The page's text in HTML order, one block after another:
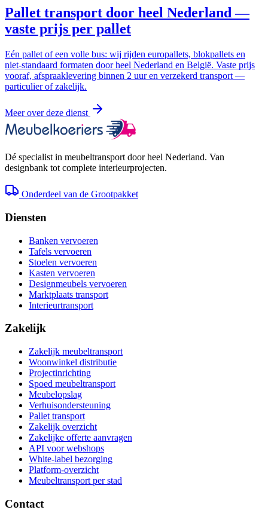
Pallet transport door heel Nederland —
vaste prijs per pallet
Eén pallet of een volle bus: wij rijden europallets, blokpallets en
niet-standaard formaten door heel Nederland en België. Vaste prijs
vooraf, afspraaklevering binnen 2 uur en verzekerd transport —
particulier of zakelijk.
Meer over deze dienst
Dé specialist in meubeltransport door heel Nederland. Van
designbank tot complete interieurprojecten.
Onderdeel van de Grootpakket
Diensten
Banken vervoeren
Tafels vervoeren
Stoelen vervoeren
Kasten vervoeren
Designmeubels vervoeren
Marktplaats transport
Interieurtransport
Zakelijk
Zakelijk meubeltransport
Woonwinkel distributie
Projectinrichting
Spoed meubeltransport
Meubelopslag
Verhuisondersteuning
Pallet transport
Zakelijk overzicht
Zakelijke offerte aanvragen
API voor webshops
White-label bezorging
Platform-overzicht
Meubeltransport per stad
Contact